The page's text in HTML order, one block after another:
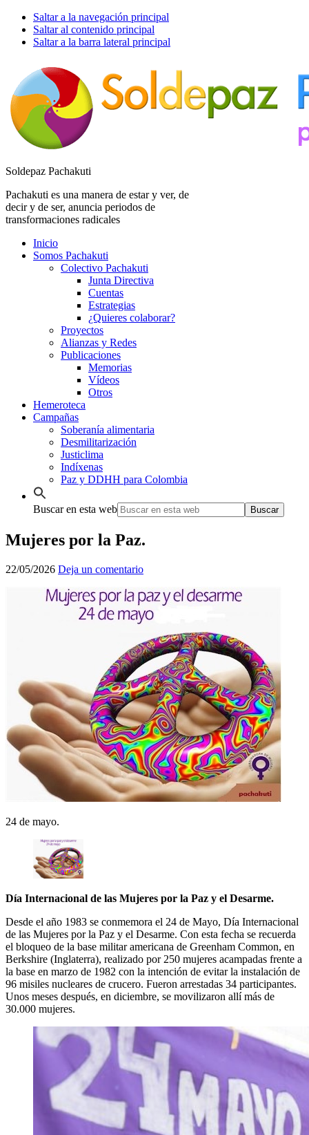
Saltar a la navegación principal
Saltar al contenido principal
Saltar a la barra lateral principal
Soldepaz Pachakuti
Pachakuti es una manera de estar y ver, de
decir y de ser, anuncia periodos de
transformaciones radicales
Inicio
Somos Pachakuti
Colectivo Pachakuti
Junta Directiva
Cuentas
Estrategias
¿Quieres colaborar?
Proyectos
Alianzas y Redes
Publicaciones
Memorias
Vídeos
Otros
Hemeroteca
Campañas
Soberanía alimentaria
Desmilitarización
Justiclima
Indíxenas
Paz y DDHH para Colombia
Buscar en esta web
Mujeres por la Paz.
22/05/2026 Deja un comentario
24 de mayo.
Día Internacional de las Mujeres por la Paz y el Desarme.
Desde el año 1983 se conmemora el 24 de Mayo, Día Internacional
de las Mujeres por la Paz y el Desarme. Con esta fecha se recuerda
el bloqueo de la base militar americana de Greenham Common, en
Berkshire (Inglaterra), realizado por 250 mujeres acampadas frente a
la base en marzo de 1982 con la intención de evitar la instalación de
96 misiles nucleares de crucero. Fueron arrestadas 34 participantes.
Unos meses después, en diciembre, se movilizaron allí más de
30.000 mujeres.